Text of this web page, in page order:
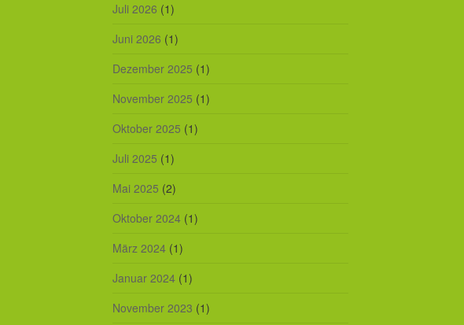
Juli 2026 (1)
Juni 2026 (1)
Dezember 2025 (1)
November 2025 (1)
Oktober 2025 (1)
Juli 2025 (1)
Mai 2025 (2)
Oktober 2024 (1)
März 2024 (1)
Januar 2024 (1)
November 2023 (1)